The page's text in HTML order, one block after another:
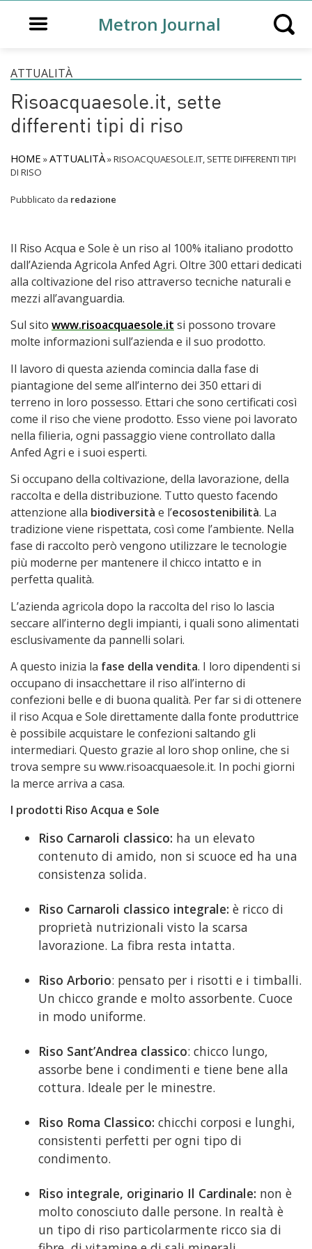
Open main menuMetron Journal Open
ATTUALITÀ
Risoacquaesole.it, sette
differenti tipi di riso
HOME »ATTUALITÀ»RISOACQUAESOLE.IT, SETTE DIFFERENTI TIPI
DI RISO
Pubblicato da redazione
Il Riso Acqua e Sole è un riso al 100% italiano prodotto
dall’Azienda Agricola Anfed Agri. Oltre 300 ettari dedicati
alla coltivazione del riso attraverso tecniche naturali e
mezzi all’avanguardia.
Sul sito www.risoacquaesole.it si possono trovare
molte informazioni sull’azienda e il suo prodotto.
Il lavoro di questa azienda comincia dalla fase di
piantagione del seme all’interno dei 350 ettari di
terreno in loro possesso. Ettari che sono certificati così
come il riso che viene prodotto. Esso viene poi lavorato
nella filieria, ogni passaggio viene controllato dalla
Anfed Agri e i suoi esperti.
Si occupano della coltivazione, della lavorazione, della
raccolta e della distribuzione. Tutto questo facendo
attenzione alla biodiversità e l’ecosostenibilità. La
tradizione viene rispettata, così come l’ambiente. Nella
fase di raccolto però vengono utilizzare le tecnologie
più moderne per mantenere il chicco intatto e in
perfetta qualità.
L’azienda agricola dopo la raccolta del riso lo lascia
seccare all’interno degli impianti, i quali sono alimentati
esclusivamente da pannelli solari.
A questo inizia la fase della vendita. I loro dipendenti si
occupano di insacchettare il riso all’interno di
confezioni belle e di buona qualità. Per far si di ottenere
il riso Acqua e Sole direttamente dalla fonte produttrice
è possibile acquistare le confezioni saltando gli
intermediari. Questo grazie al loro shop online, che si
trova sempre su www.risoacquaesole.it. In pochi giorni
la merce arriva a casa.
I prodotti Riso Acqua e Sole
Riso Carnaroli classico: ha un elevato
contenuto di amido, non si scuoce ed ha una
consistenza solida.
Riso Carnaroli classico integrale: è ricco di
proprietà nutrizionali visto la scarsa
lavorazione. La fibra resta intatta.
Riso Arborio: pensato per i risotti e i timballi.
Un chicco grande e molto assorbente. Cuoce
in modo uniforme.
Riso Sant’Andrea classico: chicco lungo,
assorbe bene i condimenti e tiene bene alla
cottura. Ideale per le minestre.
Riso Roma Classico: chicchi corposi e lunghi,
consistenti perfetti per ogni tipo di
condimento.
Riso integrale, originario Il Cardinale: non è
molto conosciuto dalle persone. In realtà è
un tipo di riso particolarmente ricco sia di